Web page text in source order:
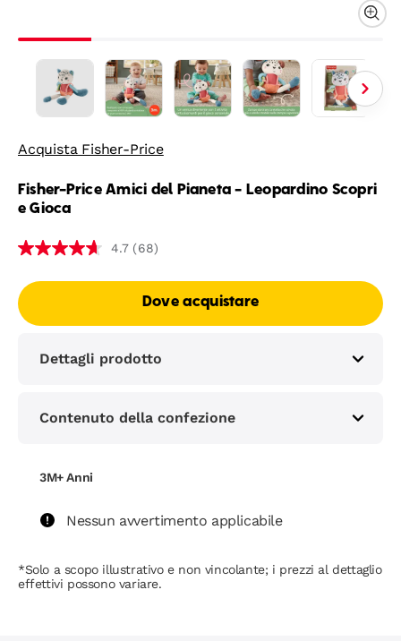
Acquista Fisher-Price
Fisher-Price Amici del Pianeta - Leopardino Scopri
e Gioca
4.7 (68)
Dove acquistare
Dettagli prodotto
Contenuto della confezione
3M+ Anni
Nessun avvertimento applicabile
*Solo a scopo illustrativo e non vincolante; i prezzi al dettaglio
effettivi possono variare.